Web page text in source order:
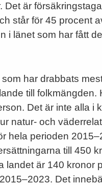
är
står för 45 procent
i länet som har fått
har drabbats
till folkmängden.
Det är inte alla i
natur- och
hela perioden
till 450
är 140 kronor
Det